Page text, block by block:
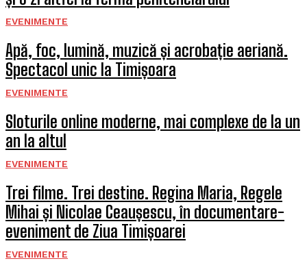
EVENIMENTE
Apă, foc, lumină, muzică și acrobație aeriană.
Spectacol unic la Timișoara
EVENIMENTE
Sloturile online moderne, mai complexe de la un
an la altul
EVENIMENTE
Trei filme. Trei destine. Regina Maria, Regele
Mihai și Nicolae Ceaușescu, în documentare-
eveniment de Ziua Timișoarei
EVENIMENTE